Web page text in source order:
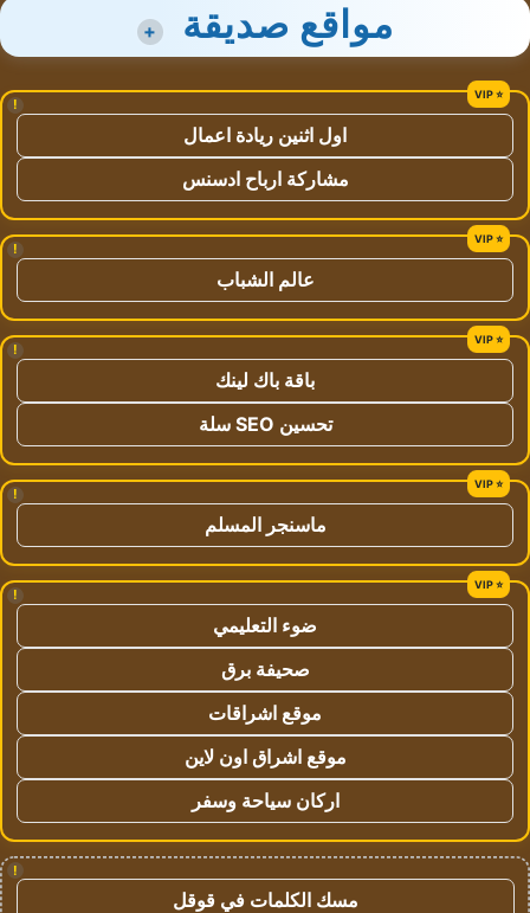
مواقع صديقة +
!
اول اثنين ريادة اعمال
مشاركة ارباح ادسنس
!
عالم الشباب
!
باقة باك لينك
تحسين SEO سلة
!
ماسنجر المسلم
!
ضوء التعليمي
صحيفة برق
موقع اشراقات
موقع اشراق اون لاين
اركان سياحة وسفر
!
مسك الكلمات في قوقل